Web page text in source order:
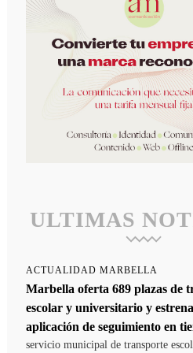
ULTIMAS
ACTUALIDAD MARBELLA
Marbella oferta 689 plazas de
escolar y universitario y
aplicación de seguimiento en
servicio municipal de transporte